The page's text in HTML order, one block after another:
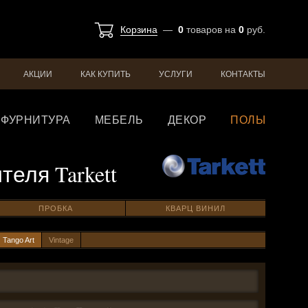
Корзина — 0 товаров на 0 руб.
АКЦИИ КАК КУПИТЬ УСЛУГИ КОНТАКТЫ
ФУРНИТУРА МЕБЕЛЬ ДЕКОР ПОЛЫ
Tarkett
ПРОБКА КВАРЦ ВИНИЛ
Tango Art Vintage